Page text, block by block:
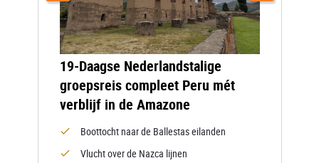
19-Daagse Nederlandstalige
groepsreis compleet Peru mét
verblijf in de Amazone
Boottocht naar de Ballestas eilanden
Vlucht over de Nazca lijnen